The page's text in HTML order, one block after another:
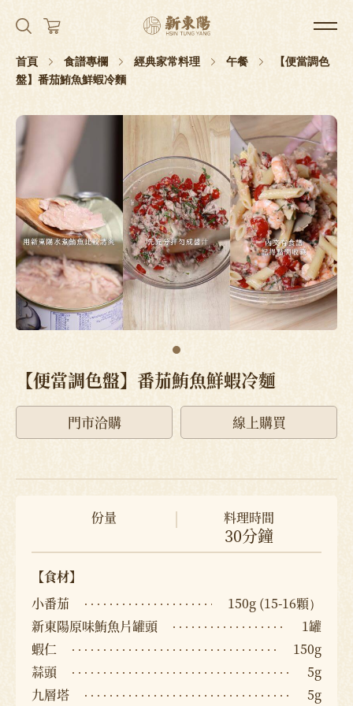
首頁 食譜專欄 經典家常料理 午餐
【便當調色
盤】番茄鮪魚鮮蝦冷麵
【便當調色盤】番茄鮪魚鮮蝦冷麵
門市洽購 線上購買
份量 料理時間
30分鐘
【食材】
小番茄
150g (15-16顆）
新東陽原味鮪魚片罐頭
1罐
蝦仁
150g
蒜頭
5g
九層塔
5g